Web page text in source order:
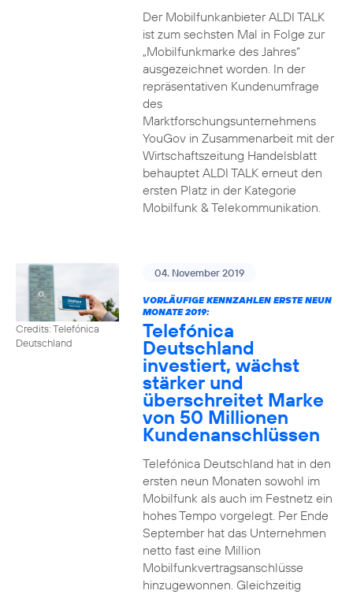
Der Mobilfunkanbieter ALDI TALK
ist zum sechsten Mal in Folge zur
„Mobilfunkmarke des Jahres“
ausgezeichnet worden. In der
repräsentativen Kundenumfrage
des
Marktforschungsunternehmens
YouGov in Zusammenarbeit mit der
Wirtschaftszeitung Handelsblatt
behauptet ALDI TALK erneut den
ersten Platz in der Kategorie
Mobilfunk & Telekommunikation.
Credits: Telefónica
Deutschland
04. November 2019
VORLÄUFIGE KENNZAHLEN ERSTE NEUN
MONATE 2019:
Telefónica
Deutschland
investiert, wächst
stärker und
überschreitet Marke
von 50 Millionen
Kundenanschlüssen
Telefónica Deutschland hat in den
ersten neun Monaten sowohl im
Mobilfunk als auch im Festnetz ein
hohes Tempo vorgelegt. Per Ende
September hat das Unternehmen
netto fast eine Million
Mobilfunkvertragsanschlüsse
hinzugewonnen. Gleichzeitig